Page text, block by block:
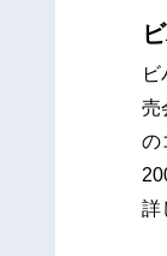
売
の
詳